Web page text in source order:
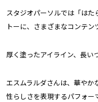
スタジオパーソルでは「は
トーに、さまざまなコンテン
厚く塗ったアイライン、長い
エスムラルダさんは、華やか
性らしさを表現するパフォ